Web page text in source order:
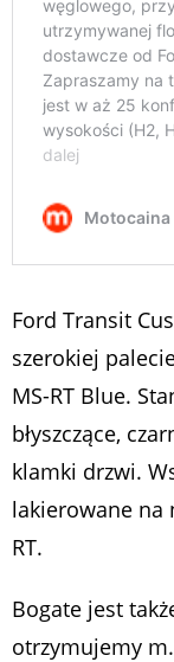
Ford Transit
szerokiej
MS-RT Blue.
błyszczące,
klamki drzwi.
lakierowane na
RT.
Bogate jest
otrzymujemy